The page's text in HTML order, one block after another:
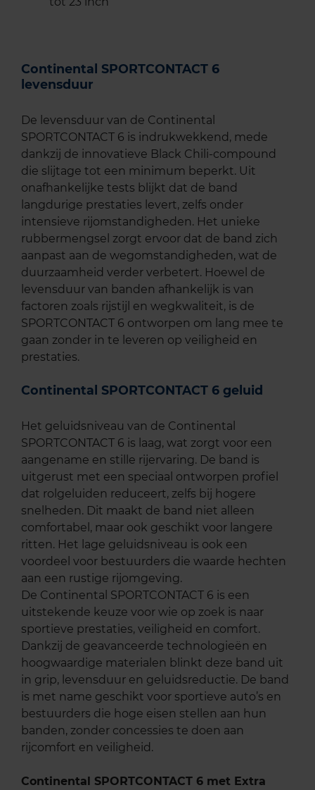
Continental SPORTCONTACT 6
levensduur
De levensduur van de Continental
SPORTCONTACT 6 is indrukwekkend, mede
dankzij de innovatieve Black Chili-compound
die slijtage tot een minimum beperkt. Uit
onafhankelijke tests blijkt dat de band
langdurige prestaties levert, zelfs onder
intensieve rijomstandigheden. Het unieke
rubbermengsel zorgt ervoor dat de band zich
aanpast aan de wegomstandigheden, wat de
duurzaamheid verder verbetert. Hoewel de
levensduur van banden afhankelijk is van
factoren zoals rijstijl en wegkwaliteit, is de
SPORTCONTACT 6 ontworpen om lang mee te
gaan zonder in te leveren op veiligheid en
prestaties.
Continental SPORTCONTACT 6 geluid
Het geluidsniveau van de Continental
SPORTCONTACT 6 is laag, wat zorgt voor een
aangename en stille rijervaring. De band is
uitgerust met een speciaal ontworpen profiel
dat rolgeluiden reduceert, zelfs bij hogere
snelheden. Dit maakt de band niet alleen
comfortabel, maar ook geschikt voor langere
ritten. Het lage geluidsniveau is ook een
voordeel voor bestuurders die waarde hechten
aan een rustige rijomgeving.
De Continental SPORTCONTACT 6 is een
uitstekende keuze voor wie op zoek is naar
sportieve prestaties, veiligheid en comfort.
Dankzij de geavanceerde technologieën en
hoogwaardige materialen blinkt deze band uit
in grip, levensduur en geluidsreductie. De band
is met name geschikt voor sportieve auto’s en
bestuurders die hoge eisen stellen aan hun
banden, zonder concessies te doen aan
rijcomfort en veiligheid.
Continental SPORTCONTACT 6 met Extra